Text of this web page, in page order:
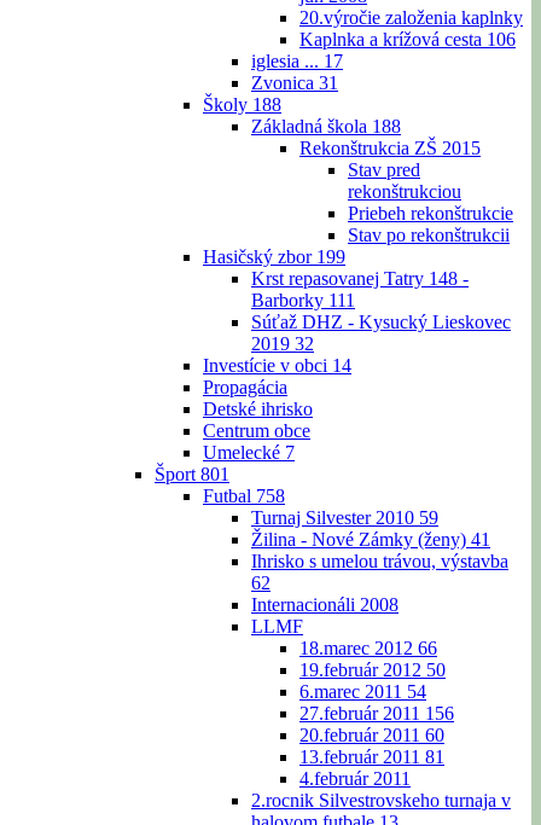
20.výročie založenia kaplnky
Kaplnka a krížová cesta 106
iglesia ... 17
Zvonica 31
Školy 188
Základná škola 188
Rekonštrukcia ZŠ 2015
Stav pred
rekonštrukciou
Priebeh rekonštrukcie
Stav po rekonštrukcii
Hasičský zbor 199
Krst repasovanej Tatry 148 -
Barborky 111
Súťaž DHZ - Kysucký Lieskovec
2019 32
Investície v obci 14
Propagácia
Detské ihrisko
Centrum obce
Umelecké 7
Šport 801
Futbal 758
Turnaj Silvester 2010 59
Žilina - Nové Zámky (ženy) 41
Ihrisko s umelou trávou, výstavba
62
Internacionáli 2008
LLMF
18.marec 2012 66
19.február 2012 50
6.marec 2011 54
27.február 2011 156
20.február 2011 60
13.február 2011 81
4.február 2011
2.rocnik Silvestrovskeho turnaja v